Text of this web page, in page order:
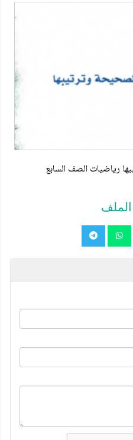
رياضيات الصف السابع